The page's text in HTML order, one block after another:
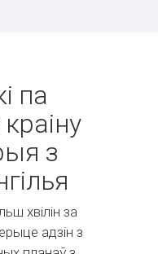
па
з
хвілін за
адзін з